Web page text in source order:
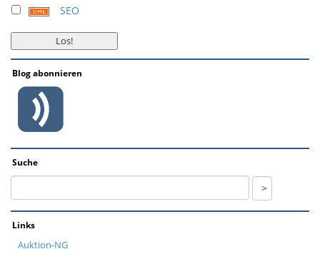
SEO
Blog abonnieren
Suche
Links
Auktion-NG